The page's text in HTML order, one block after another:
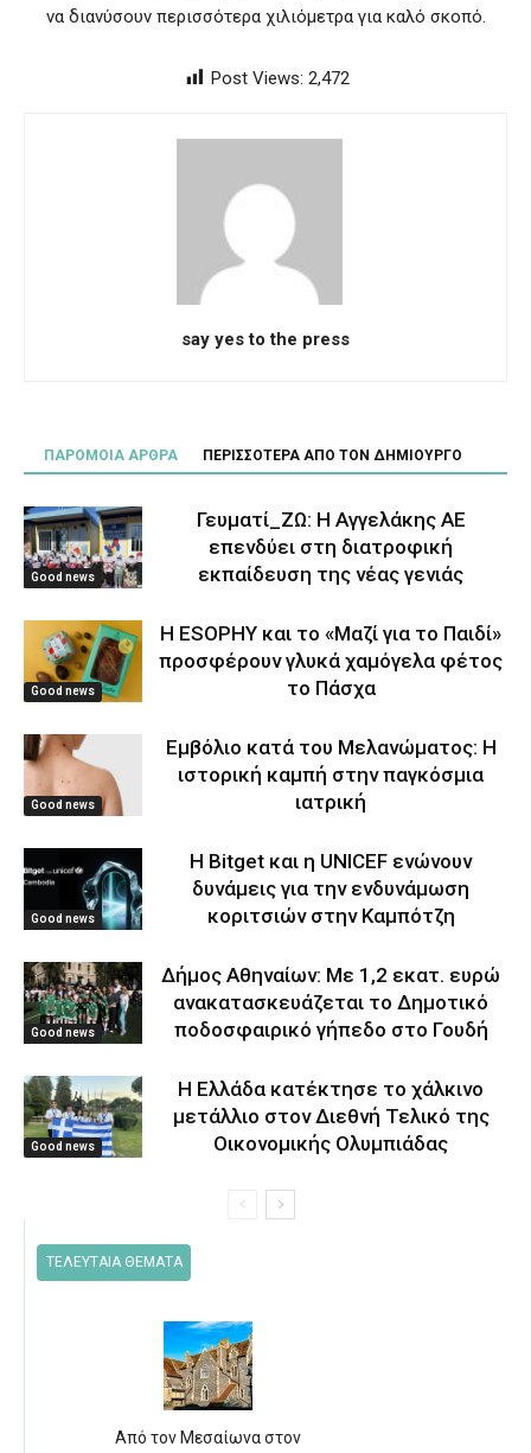
να διανύσουν περισσότερα χιλιόμετρα για καλό σκοπό.
Post Views: 2,472
say yes to the press
ΠΑΡΟΜΟΙΑ ΑΡΘΡΑ ΠΕΡΙΣΣΟΤΕΡΑ ΑΠΟ ΤΟΝ ΔΗΜΙΟΥΡΓΟ
Good news
Γευματί_ΖΩ: Η Αγγελάκης ΑΕ
επενδύει στη διατροφική
εκπαίδευση της νέας γενιάς
Good news
Η ESOPHY και το «Μαζί για το Παιδί»
προσφέρουν γλυκά χαμόγελα φέτος
το Πάσχα
Good news
Εμβόλιο κατά του Μελανώματος: Η
ιστορική καμπή στην παγκόσμια
ιατρική
Good news
Η Bitget και η UNICEF ενώνουν
δυνάμεις για την ενδυνάμωση
κοριτσιών στην Καμπότζη
Good news
Δήμος Αθηναίων: Με 1,2 εκατ. ευρώ
ανακατασκευάζεται το Δημοτικό
ποδοσφαιρικό γήπεδο στο Γουδή
Good news
Η Ελλάδα κατέκτησε το χάλκινο
μετάλλιο στον Διεθνή Τελικό της
Οικονομικής Ολυμπιάδας
ΤΕΛΕΥΤΑΙΑ ΘΕΜΑΤΑ
Από τον Μεσαίωνα στον